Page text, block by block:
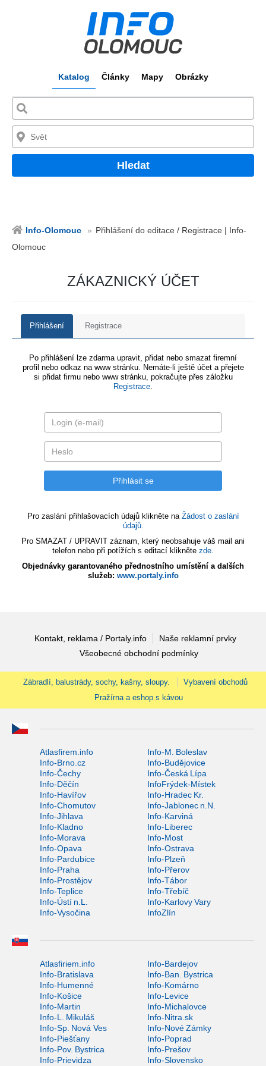
Katalog Články Mapy Obrázky
Hledat
Info-Olomouc
Přihlášení do editace / Registrace | Info-
Olomouc
ZÁKAZNICKÝ ÚČET
Přihlášení Registrace
Po přihlášení lze zdarma upravit, přidat nebo smazat firemní
profil nebo odkaz na www stránku. Nemáte-li ještě účet a přejete
si přidat firmu nebo www stránku, pokračujte přes záložku
Registrace.
Pro zaslání přihlašovacích údajů klikněte na Žádost o zaslání
údajů.
Pro SMAZAT / UPRAVIT záznam, který neobsahuje váš mail ani
telefon nebo při potížích s editací klikněte zde.
Objednávky garantovaného přednostního umístění a dalších
služeb: www.portaly.info
Kontakt, reklama / Portaly.info
Naše reklamní prvky
Všeobecné obchodní podmínky
Zábradlí, balustrády, sochy, kašny, sloupy.
Vybavení obchodů
Pražírna a eshop s kávou
Atlasfirem.info
Info-M. Boleslav
Info-Brno.cz
Info-Budějovice
Info-Čechy
Info-Česká Lípa
Info-Děčín
InfoFrýdek-Místek
Info-Havířov
Info-Hradec Kr.
Info-Chomutov
Info-Jablonec n.N.
Info-Jihlava
Info-Karviná
Info-Kladno
Info-Liberec
Info-Morava
Info-Most
Info-Opava
Info-Ostrava
Info-Pardubice
Info-Plzeň
Info-Praha
Info-Přerov
Info-Prostějov
Info-Tábor
Info-Teplice
Info-Třebíč
Info-Ústí n.L.
Info-Karlovy Vary
Info-Vysočina
InfoZlín
Atlasfiriem.info
Info-Bardejov
Info-Bratislava
Info-Ban. Bystrica
Info-Humenné
Info-Komárno
Info-Košice
Info-Levice
Info-Martin
Info-Michalovce
Info-L. Mikuláš
Info-Nitra.sk
Info-Sp. Nová Ves
Info-Nové Zámky
Info-Piešťany
Info-Poprad
Info-Pov. Bystrica
Info-Prešov
Info-Prievidza
Info-Slovensko